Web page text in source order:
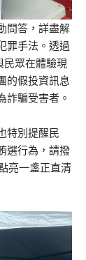
問答，詳盡解
罪手法。透過
民眾在體驗現
的假投資訊息
詐騙受害者。
特別提醒民
選行為，請撥
亮一盞正直清